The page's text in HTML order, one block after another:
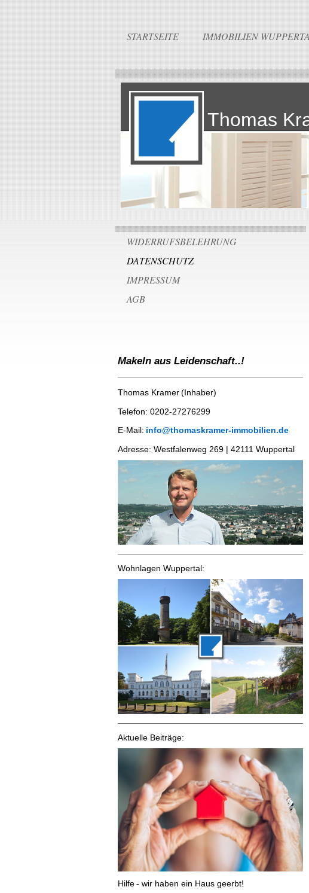
STARTSEITE IMMOBILIEN
Thomas
WIDERRUFSBELEHRUNG
DATENSCHUTZ
IMPRESSUM
AGB
Makeln aus Leidenschaft..!
Thomas Kramer(Inhaber)
Telefon: 0202-27276299
E-Mail: info@thomaskramer-immobilien.de
​Adresse: Westfalenweg 269 | 42111 Wuppertal
Wohnlagen Wuppertal:
Aktuelle Beiträge:
Hilfe- wir haben ein Haus geerbt!